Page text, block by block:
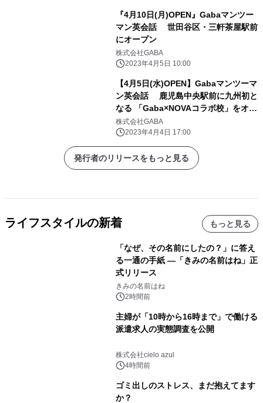
『4月10日(月)OPEN』Gabaマンツー
マン英会話 世田谷区・三軒茶屋駅前
にオープン
株式会社GABA
2023年4月5日 10:00
【4月5日(水)OPEN】Gabaマンツーマ
ン英会話 鹿児島中央駅前に九州初と
なる 「Gaba×NOVAコラボ校」をオー
プン
株式会社GABA
2023年4月4日 17:00
発行者のリリースをもっと見る
ライフスタイルの新着 もっと見る
「なぜ、その名前にしたの？」に答え
る一通の手紙 ―「きみの名前はね」正
式リリース
きみの名前はね
2時間前
主婦が「10時から16時まで」で働ける
派遣求人の実態調査を公開
株式会社cielo azul
4時間前
ゴミ出しのストレス、まだ抱えてます
か？